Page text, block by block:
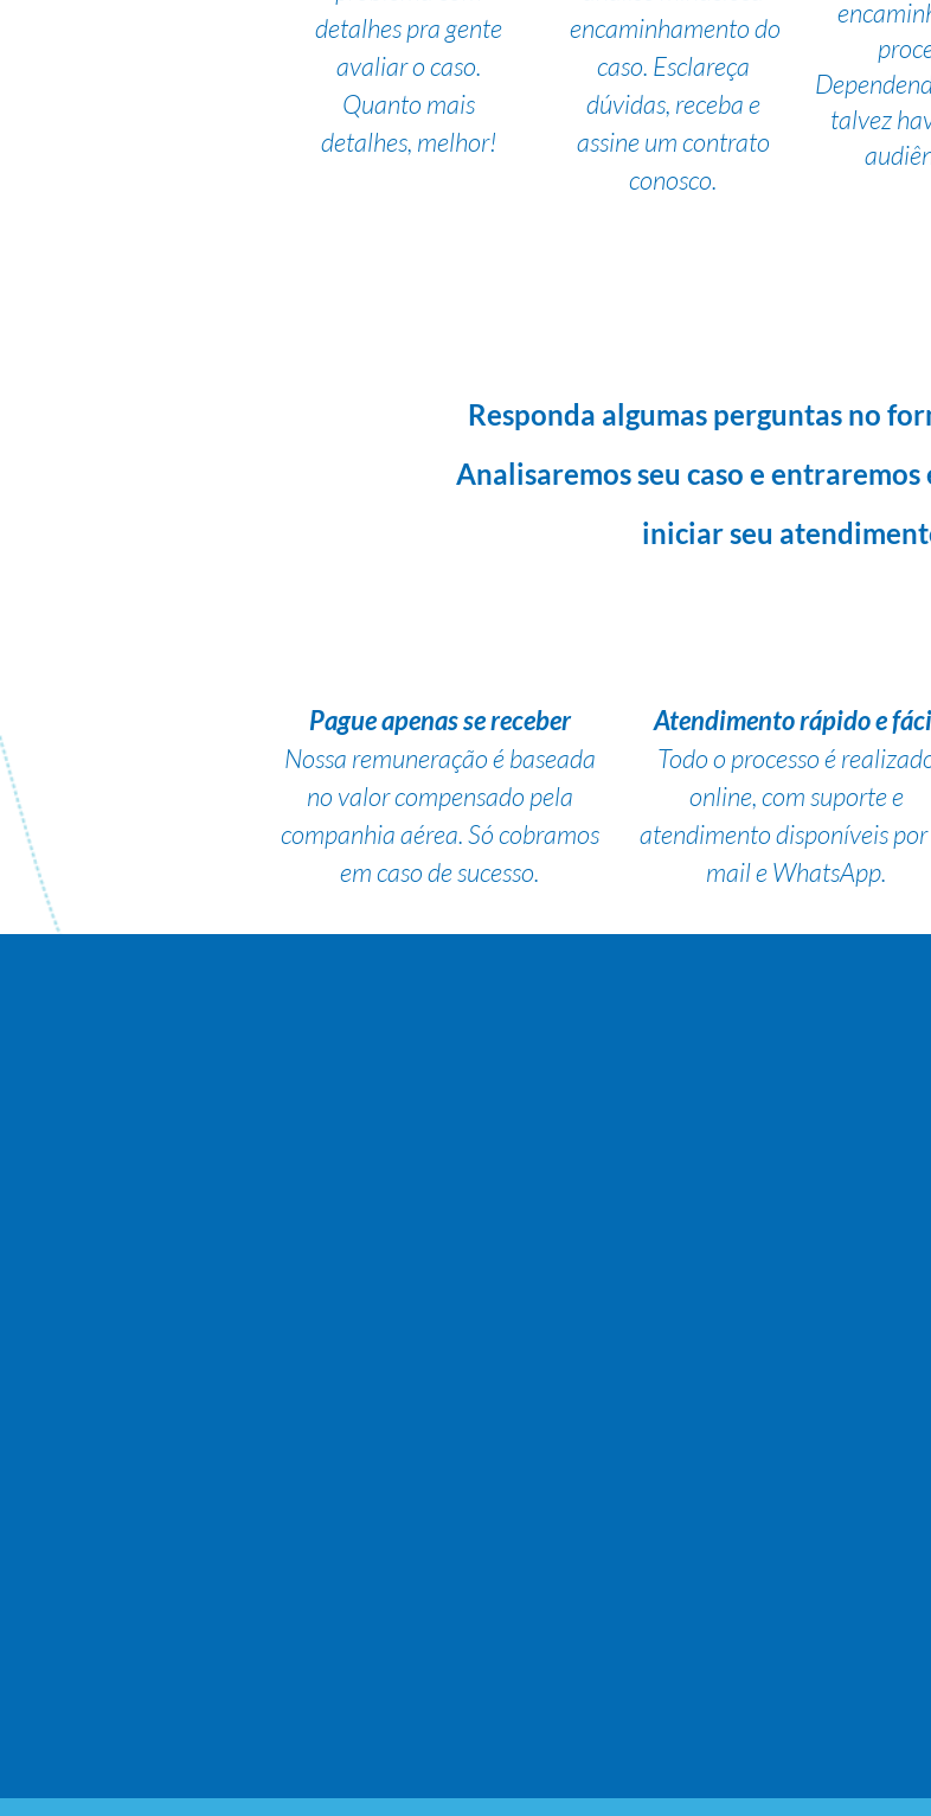
detalhes pra gente
avaliar o caso.
Quanto mais
detalhes, melhor!
encaminhamento do
caso. Esclareça
dúvidas, receba e
assine um contrato
conosco.
talvez
Responda algumas perguntas no
Analisaremos seu caso e
iniciar seu
Pague apenas se receber
Nossa remuneração é baseada
no valor compensado pela
companhia aérea. Só cobramos
em caso de sucesso.
Atendimento rápido e
Todo o processo é
online, com suporte e
atendimento disponíveis por
mail e WhatsApp.